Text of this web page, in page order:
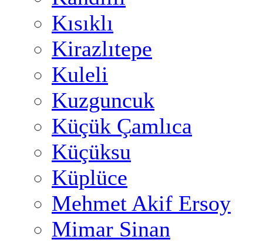
Kısıklı
Kirazlıtepe
Kuleli
Kuzguncuk
Küçük Çamlıca
Küçüksu
Küplüce
Mehmet Akif Ersoy
Mimar Sinan